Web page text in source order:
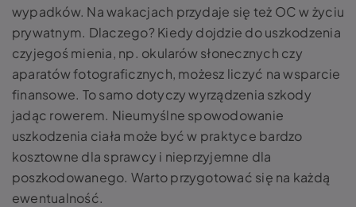
wypadków. Na wakacjach przydaje się też OC w życiu
prywatnym. Dlaczego? Kiedy dojdzie do uszkodzenia
czyjegoś mienia, np. okularów słonecznych czy
aparatów fotograficznych, możesz liczyć na wsparcie
finansowe. To samo dotyczy wyrządzenia szkody
jadąc rowerem. Nieumyślne spowodowanie
uszkodzenia ciała może być w praktyce bardzo
kosztowne dla sprawcy i nieprzyjemne dla
poszkodowanego. Warto przygotować się na każdą
ewentualność.